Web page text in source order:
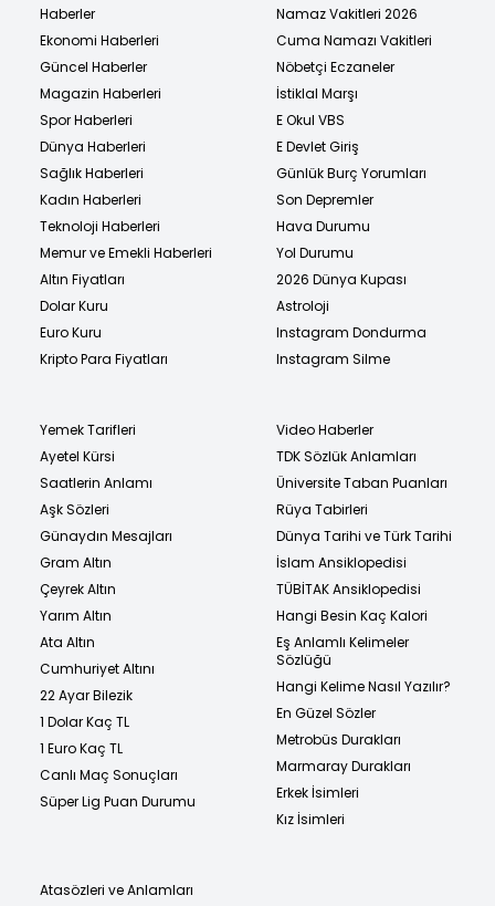
Haberler
Ekonomi Haberleri
Güncel Haberler
Magazin Haberleri
Spor Haberleri
Dünya Haberleri
Sağlık Haberleri
Kadın Haberleri
Teknoloji Haberleri
Memur ve Emekli Haberleri
Altın Fiyatları
Dolar Kuru
Euro Kuru
Kripto Para Fiyatları
Namaz Vakitleri 2026
Cuma Namazı Vakitleri
Nöbetçi Eczaneler
İstiklal Marşı
E Okul VBS
E Devlet Giriş
Günlük Burç Yorumları
Son Depremler
Hava Durumu
Yol Durumu
2026 Dünya Kupası
Astroloji
Instagram Dondurma
Instagram Silme
Yemek Tarifleri
Ayetel Kürsi
Saatlerin Anlamı
Aşk Sözleri
Günaydın Mesajları
Gram Altın
Çeyrek Altın
Yarım Altın
Ata Altın
Cumhuriyet Altını
22 Ayar Bilezik
1 Dolar Kaç TL
1 Euro Kaç TL
Canlı Maç Sonuçları
Süper Lig Puan Durumu
Video Haberler
TDK Sözlük Anlamları
Üniversite Taban Puanları
Rüya Tabirleri
Dünya Tarihi ve Türk Tarihi
İslam Ansiklopedisi
TÜBİTAK Ansiklopedisi
Hangi Besin Kaç Kalori
Eş Anlamlı Kelimeler
Sözlüğü
Hangi Kelime Nasıl Yazılır?
En Güzel Sözler
Metrobüs Durakları
Marmaray Durakları
Erkek İsimleri
Kız İsimleri
Atasözleri ve Anlamları